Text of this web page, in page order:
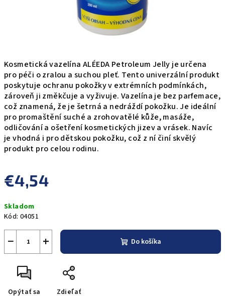
Kosmetická vazelína ALÉEDA Petroleum Jelly je určena
pro péči o zralou a suchou pleť. Tento univerzální produkt
poskytuje ochranu pokožky v extrémních podmínkách,
zároveň ji změkčuje a vyživuje. Vazelína je bez parfemace,
což znamená, že je šetrná a nedráždí pokožku. Je ideální
pro promaštění suché a zrohovatělé kůže, masáže,
odličování a ošetření kosmetických jizev a vrásek. Navíc
je vhodná i pro dětskou pokožku, což z ní činí skvělý
produkt pro celou rodinu.
€4,54
cena:
Skladom
Kód: 04051
+
− Do košíka
Opýtať sa Zdieľať